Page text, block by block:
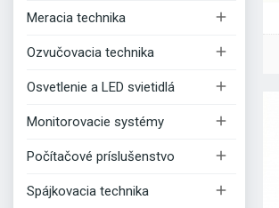
Meracia technika 
Ozvučovacia technika 
Osvetlenie a LED svietidlá 
Monitorovacie systémy 
Počítačové príslušenstvo 
Spájkovacia technika 